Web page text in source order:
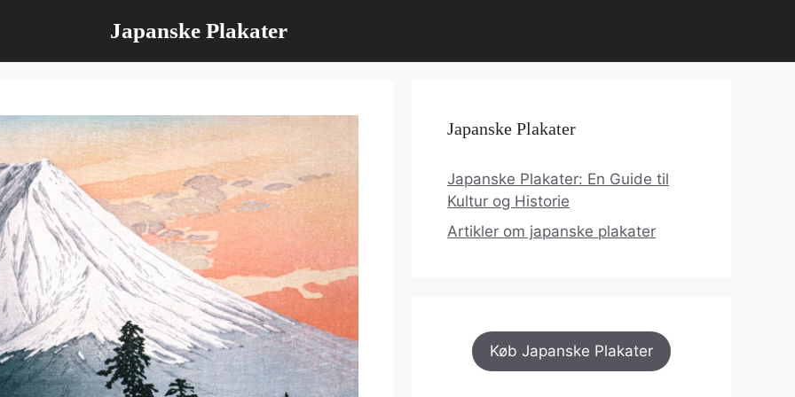
Japanske Plakater
Japanske Plakater
Japanske Plakater: En Guide til
Kultur og Historie
Artikler om japanske plakater
Køb Japanske Plakater